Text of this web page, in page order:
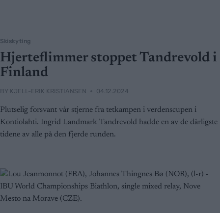
Skiskyting
Hjerteflimmer stoppet Tandrevold i
Finland
BY KJELL-ERIK KRISTIANSEN 04.12.2024
Plutselig forsvant vår stjerne fra tetkampen i verdenscupen i
Kontiolahti. Ingrid Landmark Tandrevold hadde en av de dårligste
tidene av alle på den fjerde runden.